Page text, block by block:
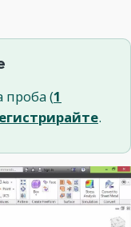
проба (1
.